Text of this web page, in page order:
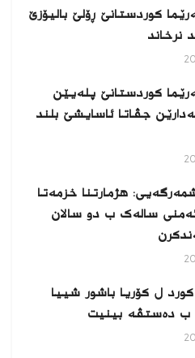
کوردستانێ ڕۆلێ بالیۆزێ
نرخاند
کوردستانێ پلەیێن
جڤاتا ئاسایشێ بلند
هژمارتنا خزمەتا
سالەک ب دو سالان
کورد ل کۆریا باشور شییا
ب دەستڤە بینیت